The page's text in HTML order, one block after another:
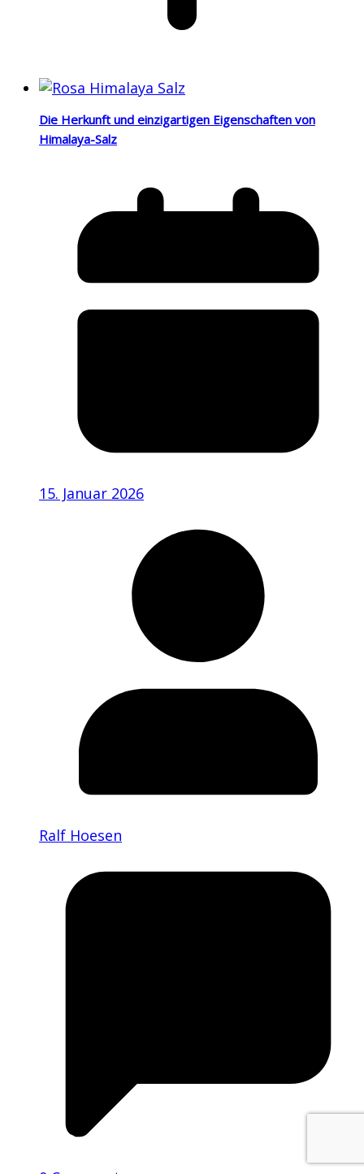
Die Herkunft und einzigartigen Eigenschaften von
Himalaya-Salz
15. Januar 2026
Ralf Hoesen